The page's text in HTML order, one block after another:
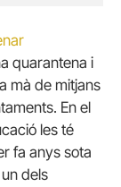
quarantena i
mà de mitjans
En el
les té
fa anys sota
dels